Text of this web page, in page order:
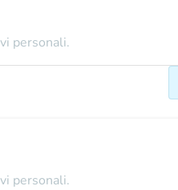
personali.
personali.